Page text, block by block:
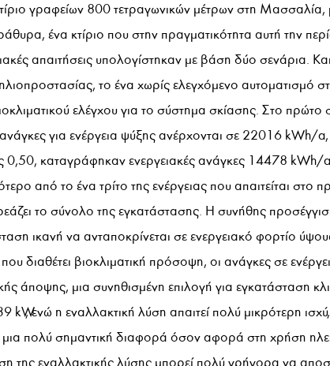
γραφείων 800 τετραγωνικών μέτρων στη
ένα κτίριο που στην πραγματικότητα αυτή την
απαιτήσεις υπολογίστηκαν με βάση δύο σενάρια.
το ένα χωρίς ελεγχόμενο αυτοματισμό
ελέγχου για το σύστημα σκίασης. Στο πρώτο
για ενέργεια ψύξης ανέρχονται σε 22016 kWh/
0,50, καταγράφηκαν ενεργειακές ανάγκες 14478 kWh/
από το ένα τρίτο της ενέργειας που απαιτείται στο
το σύνολο της εγκατάστασης. Η συνήθης
ικανή να ανταποκρίνεται σε ενεργειακό φορτίο
διαθέτει βιοκλιματική πρόσοψη, οι ανάγκες σε
άποψης, μια συνηθισμένη επιλογή για εγκατάσταση
kW, ενώ η εναλλακτική λύση απαιτεί πολύ μικρότερη
πολύ σημαντική διαφορά όσον αφορά στη χρήση
της εναλλακτικής λύσης μπορεί πολύ γρήγορα να